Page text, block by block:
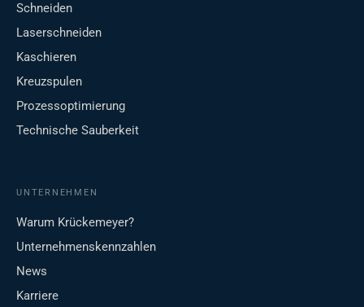
Schneiden
Laserschneiden
Kaschieren
Kreuzspulen
Prozessoptimierung
Technische Sauberkeit
UNTERNEHMEN
Warum Krückemeyer?
Unternehmenskennzahlen
News
Karriere